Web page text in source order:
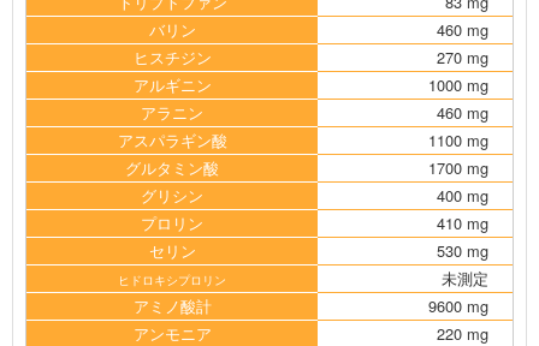
バリン
460 mg
ヒスチジン
270 mg
アルギニン
1000 mg
アラニン
460 mg
アスパラギン酸
1100 mg
グルタミン酸
1700 mg
グリシン
400 mg
プロリン
410 mg
セリン
530 mg
ヒドロキシプロリン
未測定
アミノ酸計
9600 mg
アンモニア
220 mg